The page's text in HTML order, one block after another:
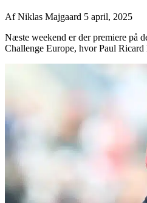
AfNiklas Majgaard 5 april, 2025
Næste weekend er der premiere på
Challenge Europe, hvor Paul